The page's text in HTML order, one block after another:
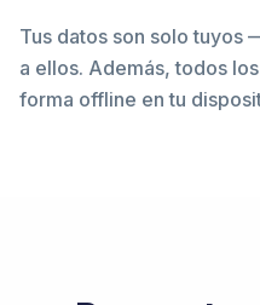
Tus datos son solo tuyos
a ellos. Además, todos
forma offline en tu